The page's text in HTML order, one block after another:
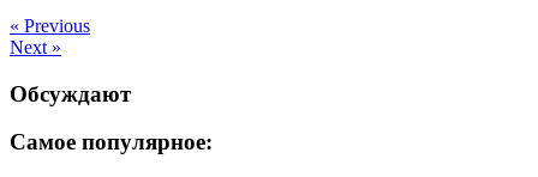
« Previous
Next »
Обсуждают
Самое популярное: